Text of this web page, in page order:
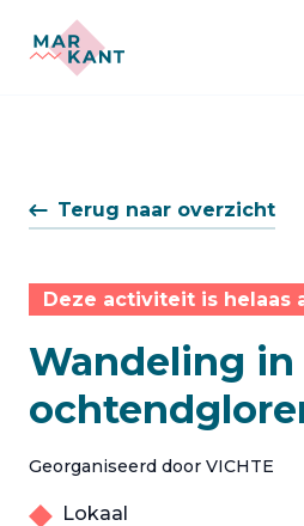
Terug naar overzicht
Deze activiteit is helaas
Wandeling
Georganiseerd door VICHTE
Lokaal